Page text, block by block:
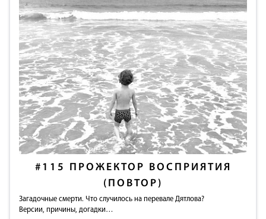
#115
ПРОЖЕКТОР ВОСПРИЯТИЯ
(ПОВТОР)
Загадочные смерти. Что случилось на перевале Дятлова?
Версии, причины, догадки…